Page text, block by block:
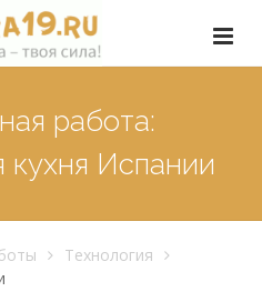
работа:
кухня Испании
Технология